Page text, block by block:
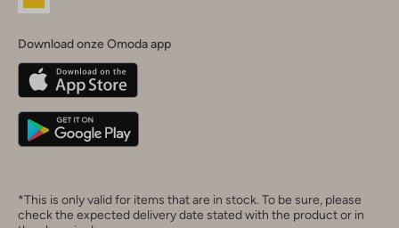
Belgique(Français)
Deutschland
Download onze Omoda app
*This is only valid for items that are in stock. To be sure, please
check the expected delivery date stated with the product or in